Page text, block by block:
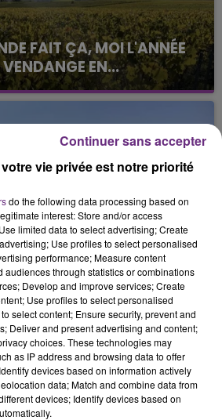
FAIT ÇA, MOI L'ANNÉE
EN...
a débuté ce jeudi 6
de Montgueux (Aube). Du
TRAVAIL RAPPELLE À
CONDITIONS DE...
de début des vendange 2026
précoce que prévu,
en profite pour rappeler
9h04
9h04
vie privée est notre priorité
do the following data processing based on
interest: Store and/or access
limited data to select advertising; Create
Use profiles to select personalised
performance; Measure content
audiences through statistics or combinations
Develop and improve services; Create
Use profiles to select personalised
select content; Ensure security, prevent and
Deliver and present advertising and content;
choices. These technologies may
as IP address and browsing data to offer
devices based on information actively
data; Match and combine data from
devices; Identify devices based on
Continuer sans accepter